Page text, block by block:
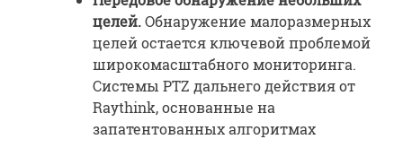
целей.Обнаружение малоразмерных
целей остается ключевой проблемой
широкомасштабного мониторинга.
Системы PTZ дальнего действия от
Raythink, основанные на
запатентованных алгоритмах